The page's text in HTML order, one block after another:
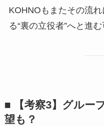
KOHNOもまたその流
る“裏の立役者”へと進
■ 【考察3】グルー
望も？